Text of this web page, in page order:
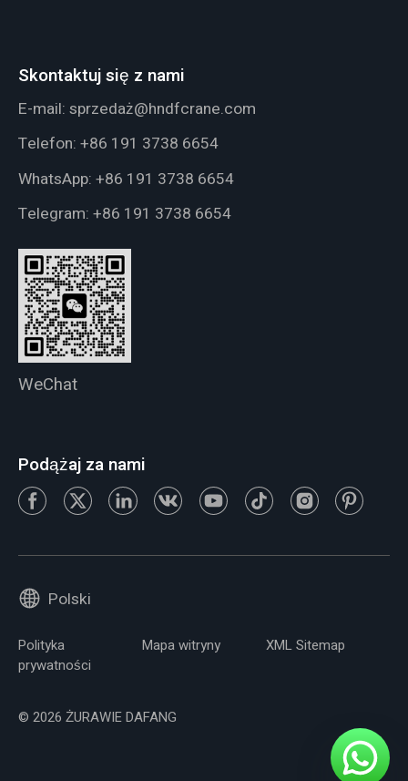
Skontaktuj się z nami
E-mail: sprzedaż@hndfcrane.com
Telefon: +86 191 3738 6654
WhatsApp: +86 191 3738 6654
Telegram: +86 191 3738 6654
WeChat
Podążaj za nami
Polski
Polityka
prywatności
Mapa witryny XML Sitemap
© 2026 ŻURAWIE DAFANG